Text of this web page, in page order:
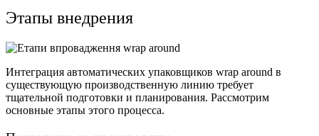
Этапы внедрения
Интеграция автоматических упаковщиков wrap around в
существующую производственную линию требует
тщательной подготовки и планирования. Рассмотрим
основные этапы этого процесса.